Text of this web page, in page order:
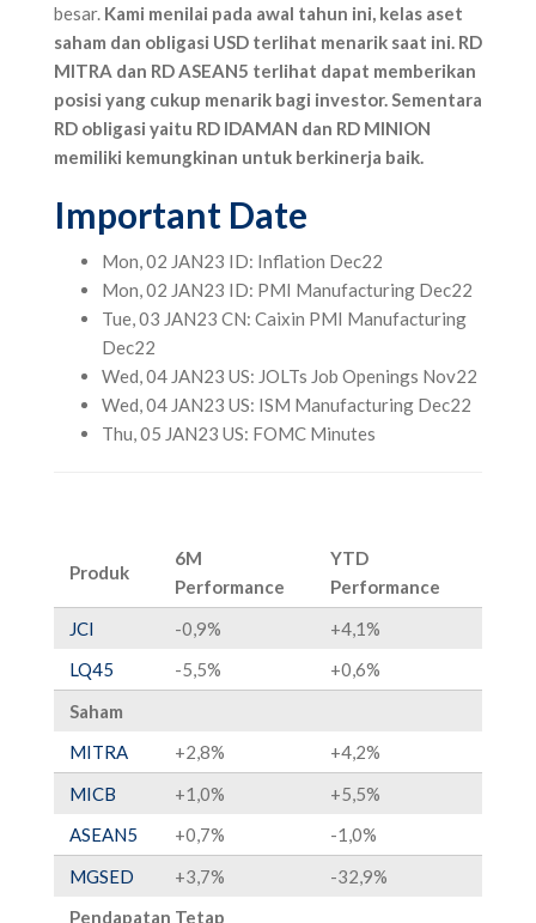
besar. Kami menilai pada awal tahun ini, kelas aset
saham dan obligasi USD terlihat menarik saat ini. RD
MITRA dan RD ASEAN5 terlihat dapat memberikan
posisi yang cukup menarik bagi investor. Sementara
RD obligasi yaitu RD IDAMAN dan RD MINION
memiliki kemungkinan untuk berkinerja baik.
Important Date
Mon, 02 JAN23 ID: Inflation Dec22
Mon, 02 JAN23 ID: PMI Manufacturing Dec22
Tue, 03 JAN23 CN: Caixin PMI Manufacturing
Dec22
Wed, 04 JAN23 US: JOLTs Job Openings Nov22
Wed, 04 JAN23 US: ISM Manufacturing Dec22
Thu, 05 JAN23 US: FOMC Minutes
Produk
6M
Performance
YTD
Performance
JCI
-0,9%
+4,1%
LQ45
-5,5%
+0,6%
Saham
MITRA
+2,8%
+4,2%
MICB
+1,0%
+5,5%
ASEAN5
+0,7%
-1,0%
MGSED
+3,7%
-32,9%
Pendapatan Tetap